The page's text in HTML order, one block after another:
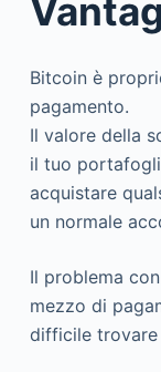
Bitcoin è
pagamento.
Il valore della
il tuo
acquistare
un normale
Il problema
mezzo di
difficile